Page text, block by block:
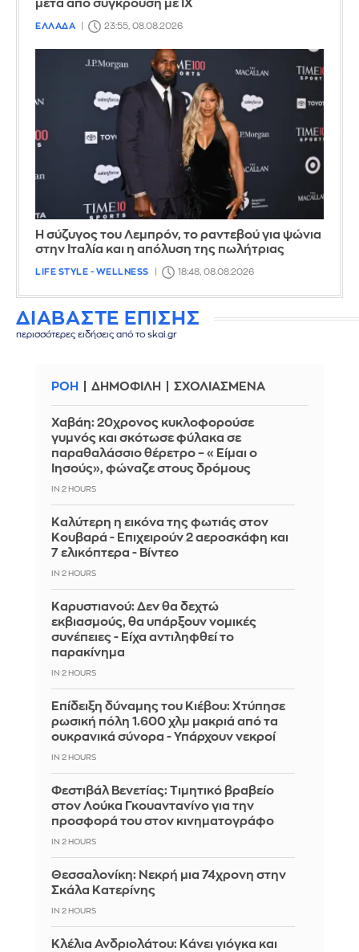
μετά από σύγκρουση με ΙΧ
ΕΛΛΑΔΑ 23:55, 08.08.2026
Η σύζυγος του Λεμπρόν, το ραντεβού για ψώνια
στην Ιταλία και η απόλυση της πωλήτριας
LIFE STYLE - WELLNESS 18:48, 08.08.2026
ΔΙΑΒΑΣΤΕ ΕΠΙΣΗΣ
περισσότερες ειδήσεις από το skai.gr
ΡΟΗ ΔΗΜΟΦΙΛΗ ΣΧΟΛΙΑΣΜΕΝΑ
Χαβάη: 20χρονος κυκλοφορούσε
γυμνός και σκότωσε φύλακα σε
παραθαλάσσιο θέρετρο – «Είμαι ο
Ιησούς», φώναζε στους δρόμους
IN 2 HOURS
Καλύτερη η εικόνα της φωτιάς στον
Κουβαρά - Επιχειρούν 2 αεροσκάφη και
7 ελικόπτερα - Βίντεο
IN 2 HOURS
Καρυστιανού: Δεν θα δεχτώ
εκβιασμούς, θα υπάρξουν νομικές
συνέπειες - Είχα αντιληφθεί το
παρακίνημα
IN 2 HOURS
Επίδειξη δύναμης του Κιέβου: Χτύπησε
ρωσική πόλη 1.600 χλμ μακριά από τα
ουκρανικά σύνορα - Υπάρχουν νεκροί
IN 2 HOURS
Φεστιβάλ Βενετίας: Τιμητικό βραβείο
στον Λούκα Γκουαντανίνο για την
προσφορά του στον κινηματογράφο
IN 2 HOURS
Θεσσαλονίκη: Νεκρή μια 74χρονη στην
Σκάλα Κατερίνης
IN 2 HOURS
Κλέλια Ανδριολάτου: Κάνει γιόγκα και